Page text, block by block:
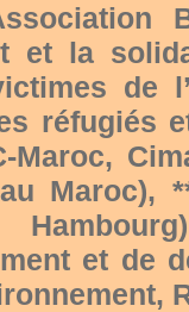
et la
de
réfugiés
Maroc,
Maroc),
et de